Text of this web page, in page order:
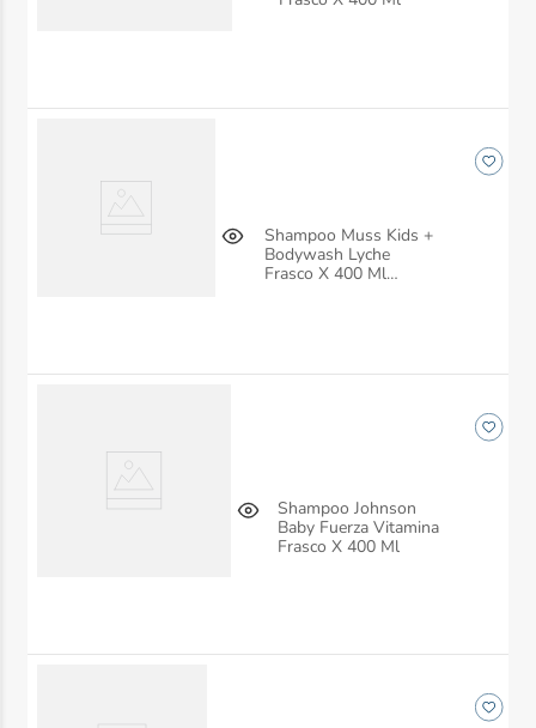
Shampoo Muss Kids +
Bodywash Lyche
Frasco X 400 Ml
Shampoo Johnson
Baby Fuerza Vitamina
Frasco X 400 Ml